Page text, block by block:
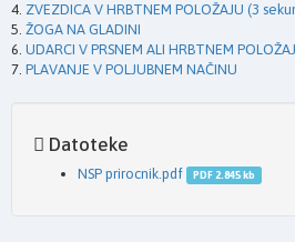
4. ZVEZDICA V HRBTNEM POLOŽAJU (3
5. ŽOGA NA GLADINI
6. UDARCI V PRSNEM ALI HRBTNEM
7. PLAVANJE V POLJUBNEM NAČINU
Datoteke
NSP prirocnik.pdf PDF 2.845 kb